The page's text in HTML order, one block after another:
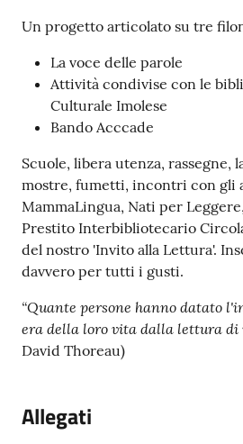
Un progetto articolato su tre
La voce delle parole
Attività condivise con le
Culturale Imolese
Bando Acccade
Scuole, libera utenza, rassegne,
mostre, fumetti, incontri con gli
MammaLingua, Nati per
Prestito Interbibliotecario
del nostro 'Invito alla Lettura'.
davvero per tutti i gusti.
“Quante persone hanno datato
era della loro vita dalla lettura di
David Thoreau)
Allegati